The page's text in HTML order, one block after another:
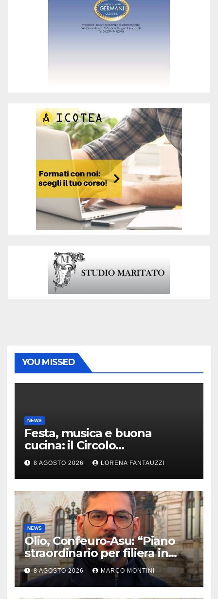
YOU MISSED
NEWS
Festa, musica e buona
cucina: il Circolo
Risorgimento di Gazzada si
accende d’estate
8 AGOSTO 2026 LORENA FANTAUZZI
NEWS
Olio, Confeuro-Asu: “Piano
straordinario per filiera in
Calabria: azioni da Regione e
Governo”
8 AGOSTO 2026 MARCO MONTINI